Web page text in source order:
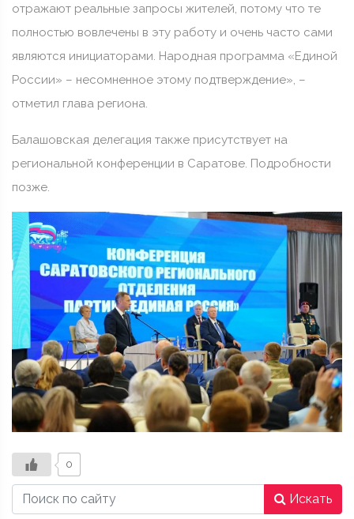
отражают реальные запросы жителей, потому что те
полностью вовлечены в эту работу и очень часто сами
являются инициаторами. Народная программа «Единой
России» – несомненное этому подтверждение», –
отметил глава региона.
Балашовская делегация также присутствует на
региональной конференции в Саратове. Подробности
позже.
0
Искать